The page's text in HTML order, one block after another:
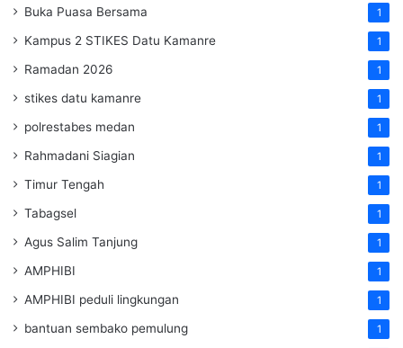
Buka Puasa Bersama 1
Kampus 2 STIKES Datu Kamanre 1
Ramadan 2026 1
stikes datu kamanre 1
polrestabes medan 1
Rahmadani Siagian 1
Timur Tengah 1
Tabagsel 1
Agus Salim Tanjung 1
AMPHIBI 1
AMPHIBI peduli lingkungan 1
bantuan sembako pemulung 1